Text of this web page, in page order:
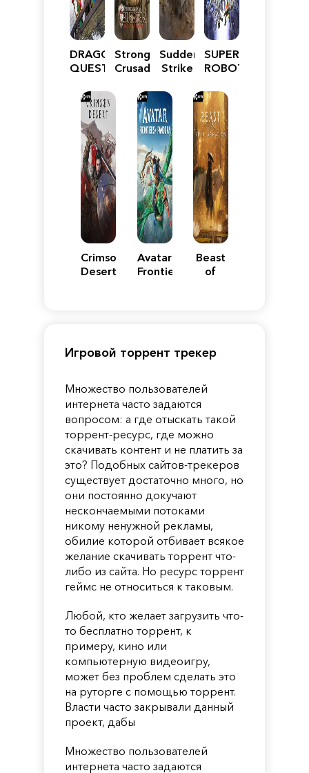
DRAGON
QUEST
Reimagined
Stronghold
Crusader:
Edition
Sudden
Strike
SUPER
ROBOT
Y
Crimson
Desert
Avatar:
Frontiers
Beast
of
Игровой торрент трекер
Множество пользователей
интернета часто задаются
вопросом: а где отыскать такой
торрент-ресурс, где можно
скачивать контент и не платить за
это? Подобных сайтов-трекеров
существует достаточно много, но
они постоянно докучают
нескончаемыми потоками
никому ненужной рекламы,
обилие которой отбивает всякое
желание скачивать торрент что-
либо из сайта. Но ресурс торрент
геймс не относиться к таковым.
Любой, кто желает загрузить что-
то бесплатно торрент, к
примеру, кино или
компьютерную видеоигру,
может без проблем сделать это
на руторге с помощью торрент.
Власти часто закрывали данный
проект, дабы
Множество пользователей
интернета часто задаются